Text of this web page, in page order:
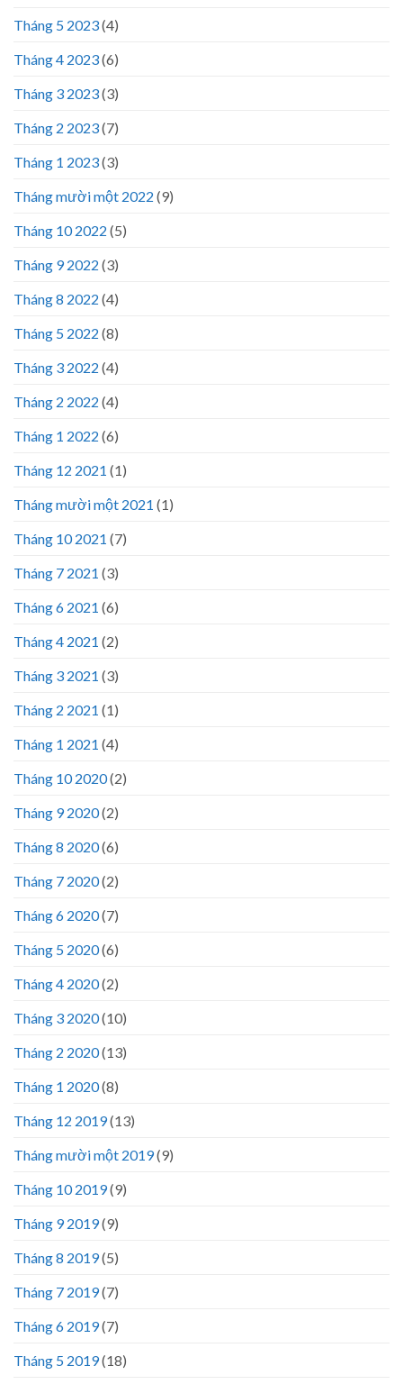
Tháng 5 2023(4)
Tháng 4 2023(6)
Tháng 3 2023(3)
Tháng 2 2023(7)
Tháng 1 2023(3)
Tháng mười một 2022 (9)
Tháng 10 2022 (5)
Tháng 9 2022 (3)
Tháng 8 2022 (4)
Tháng 5 2022 (8)
Tháng 3 2022 (4)
Tháng 2 2022 (4)
Tháng 1 2022 (6)
Tháng 12 2021 (1)
Tháng mười một 2021 (1)
Tháng 10 2021 (7)
Tháng 7 2021 (3)
Tháng 6 2021 (6)
Tháng 4 2021 (2)
Tháng 3 2021 (3)
Tháng 2 2021 (1)
Tháng 1 2021 (4)
Tháng 10 2020(2)
Tháng 9 2020(2)
Tháng 8 2020(6)
Tháng 7 2020(2)
Tháng 6 2020(7)
Tháng 5 2020(6)
Tháng 4 2020(2)
Tháng 3 2020(10)
Tháng 2 2020(13)
Tháng 1 2020(8)
Tháng 12 2019(13)
Tháng mười một 2019(9)
Tháng 10 2019(9)
Tháng 9 2019(9)
Tháng 8 2019(5)
Tháng 7 2019(7)
Tháng 6 2019(7)
Tháng 5 2019(18)